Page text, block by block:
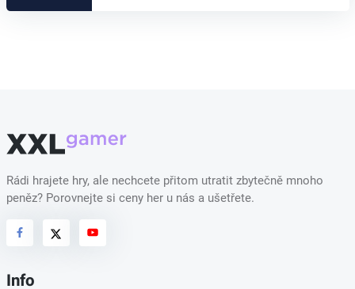
Rádi hrajete hry, ale nechcete přitom utratit zbytečně mnoho
peněz? Porovnejte si ceny her u nás a ušetřete.
Info